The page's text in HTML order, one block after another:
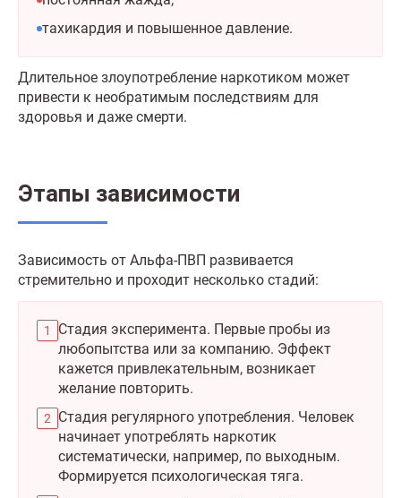
тахикардия и повышенное давление.
Длительное злоупотребление наркотиком может
привести к необратимым последствиям для
здоровья и даже смерти.
Этапы зависимости
Зависимость от Альфа-ПВП развивается
стремительно и проходит несколько стадий:
Стадия эксперимента. Первые пробы из
любопытства или за компанию. Эффект
кажется привлекательным, возникает
желание повторить.
Стадия регулярного употребления. Человек
начинает употреблять наркотик
систематически, например, по выходным.
Формируется психологическая тяга.